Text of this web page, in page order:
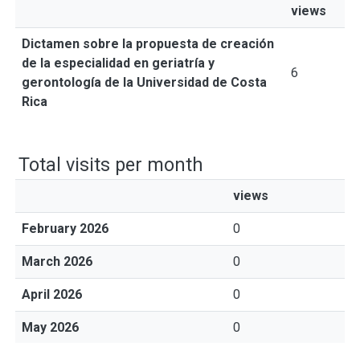
views
Dictamen sobre la propuesta de creación
de la especialidad en geriatría y
gerontología de la Universidad de Costa
Rica
6
Total visits per month
views
February 2026 0
March 2026 0
April 2026 0
May 2026 0